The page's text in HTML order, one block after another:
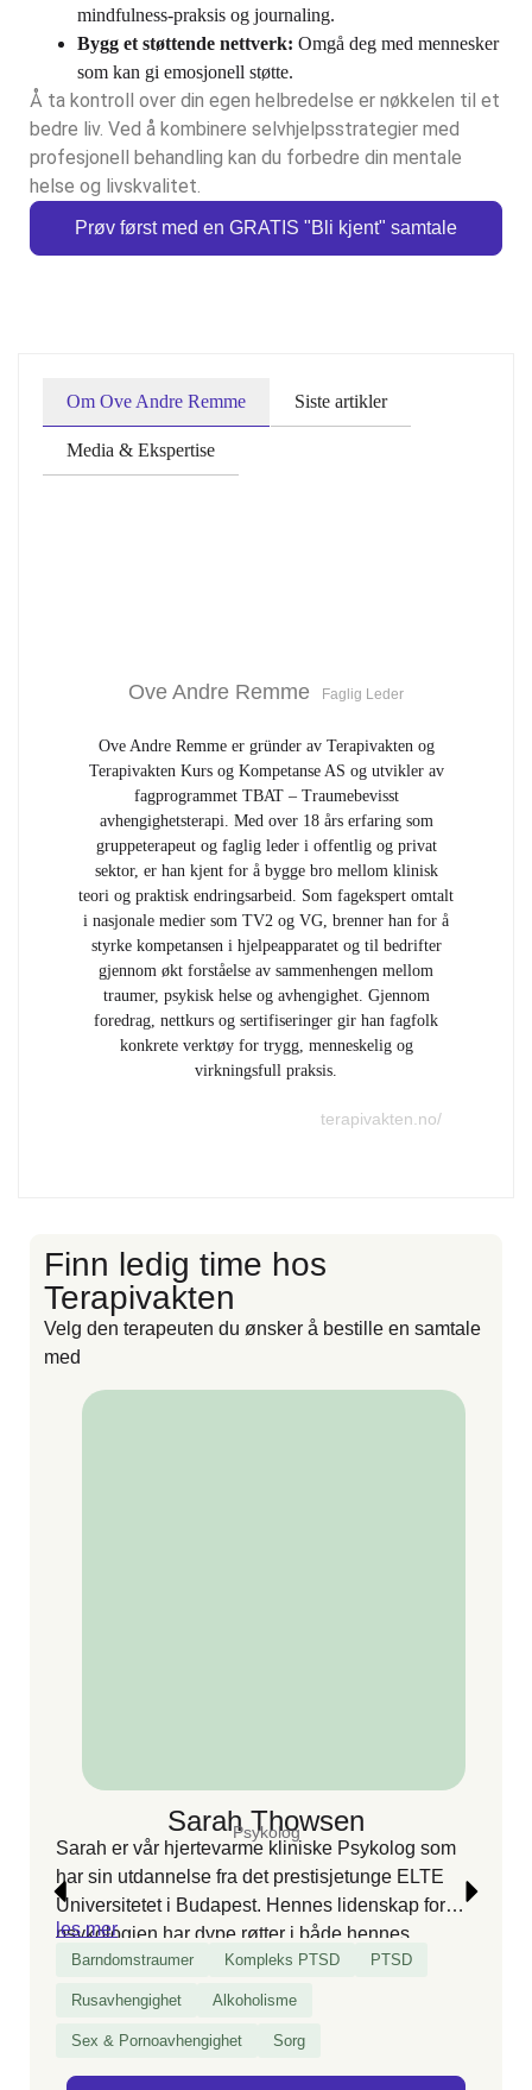
Finn ledig time hos
Terapivakten
Velg den terapeuten du ønsker å bestille en samtale
med
Sarah Thowsen
Psykolog
Sarah er vår hjertevarme kliniske Psykolog som
har sin utdannelse fra det prestisjetunge ELTE
Universitetet i Budapest. Hennes lidenskap for
psykologien har dype røtter i både hennes
personlige og profesjonelle erfaringer. Oppvokst i
et hjem der psykiske utfordringer var en del av
usikkerheten og frykten som kan følge med.
les mer
Barndomstraumer Kompleks PTSD PTSD
Rusavhengighet Alkoholisme
Sex & Pornoavhengighet Sorg
mindfulness-praksis og journaling.
Bygg et støttende nettverk: Omgå deg med mennesker
som kan gi emosjonell støtte.
Å ta kontroll over din egen helbredelse er nøkkelen til et
bedre liv. Ved å kombinere selvhjelpsstrategier med
profesjonell behandling kan du forbedre din mentale
helse og livskvalitet.
Prøv først med en GRATIS "Bli kjent" samtale
Om Ove Andre Remme Siste artikler
Media & Ekspertise
Ove Andre Remme Faglig Leder
Ove Andre Remme er gründer av Terapivakten og
Terapivakten Kurs og Kompetanse AS og utvikler av
fagprogrammet TBAT – Traumebevisst
avhengighetsterapi. Med over 18 års erfaring som
gruppeterapeut og faglig leder i offentlig og privat
sektor, er han kjent for å bygge bro mellom klinisk
teori og praktisk endringsarbeid. Som fagekspert omtalt
i nasjonale medier som TV2 og VG, brenner han for å
styrke kompetansen i hjelpeapparatet og til bedrifter
gjennom økt forståelse av sammenhengen mellom
traumer, psykisk helse og avhengighet. Gjennom
foredrag, nettkurs og sertifiseringer gir han fagfolk
konkrete verktøy for trygg, menneskelig og
virkningsfull praksis.
terapivakten.no/